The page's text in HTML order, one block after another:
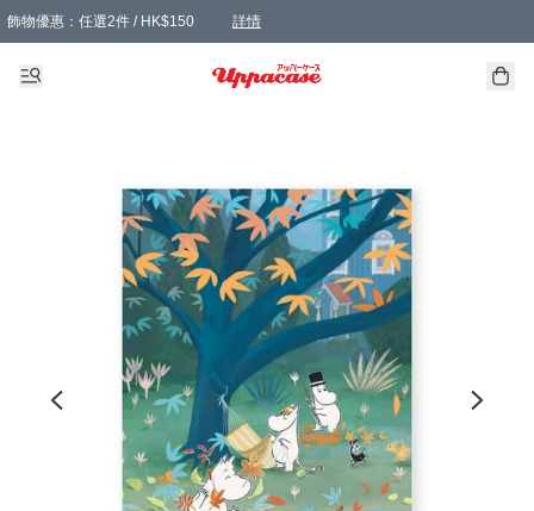
飾物優惠：任選2件 / HK$150 詳情
髮飾優惠：任選2件 / HK$100 詳情
精選襪子優惠：任選3對 / HK$115 詳情
滿額免運：本地訂單滿港幣350元可享免運費優惠